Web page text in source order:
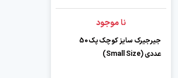
نا موجود
جیرجیرک سایز کوچک پک 50
عددی (Small Size)